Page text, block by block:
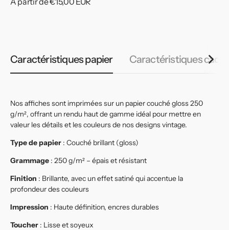
Caractéristiques papier Caractéristiques cadre
Nos affiches sont imprimées sur un papier couché gloss 250
g/m², offrant un rendu haut de gamme idéal pour mettre en
valeur les détails et les couleurs de nos designs vintage.
Type de papier : Couché brillant (gloss)
Grammage : 250 g/m² – épais et résistant
Finition : Brillante, avec un effet satiné qui accentue la
profondeur des couleurs
Impression : Haute définition, encres durables
Toucher : Lisse et soyeux